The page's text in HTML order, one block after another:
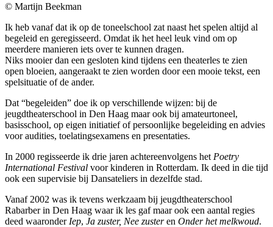
© Martijn Beekman
Ik heb vanaf dat ik op de toneelschool zat naast het spelen altijd al
begeleid en geregisseerd. Omdat ik het heel leuk vind om op
meerdere manieren iets over te kunnen dragen.
Niks mooier dan een gesloten kind tijdens een theaterles te zien
open bloeien, aangeraakt te zien worden door een mooie tekst, een
spelsituatie of de ander.
Dat “begeleiden” doe ik op verschillende wijzen: bij de
jeugdtheaterschool in Den Haag maar ook bij amateurtoneel,
basisschool, op eigen initiatief of persoonlijke begeleiding en advies
voor audities, toelatingsexamens en presentaties.
In 2000 regisseerde ik drie jaren achtereenvolgens het Poetry
International Festival voor kinderen in Rotterdam. Ik deed in die tijd
ook een supervisie bij Dansateliers in dezelfde stad.
Vanaf 2002 was ik tevens werkzaam bij jeugdtheaterschool
Rabarber in Den Haag waar ik les gaf maar ook een aantal regies
deed waaronder Iep, Ja zuster, Nee zusteren Onder het melkwoud.